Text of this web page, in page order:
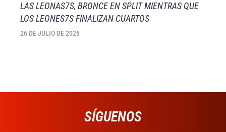
LAS LEONAS7S, BRONCE EN SPLIT MIENTRAS QUE
LOS LEONES7S FINALIZAN CUARTOS
26 DE JULIO DE 2026
SÍGUENOS